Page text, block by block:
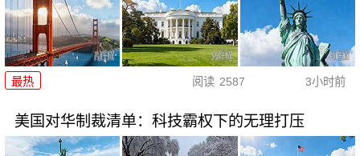
最热 阅读 2587 3小时前
美国对华制裁清单：科技霸权下的无理打压